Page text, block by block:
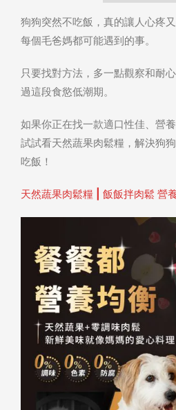
狗狗突然不吃飯，真的讓人心疼
每個毛爸媽都可能遇到的事。
只要找對方法，多一點觀察和耐
過這段食慾低潮期。
如果你正在找一款適口性佳、營
試試看天然蔬果肉鬆糧， 解決狗
吃飯！
天然蔬果肉鬆糧 | 飯飯拌肉鬆 營